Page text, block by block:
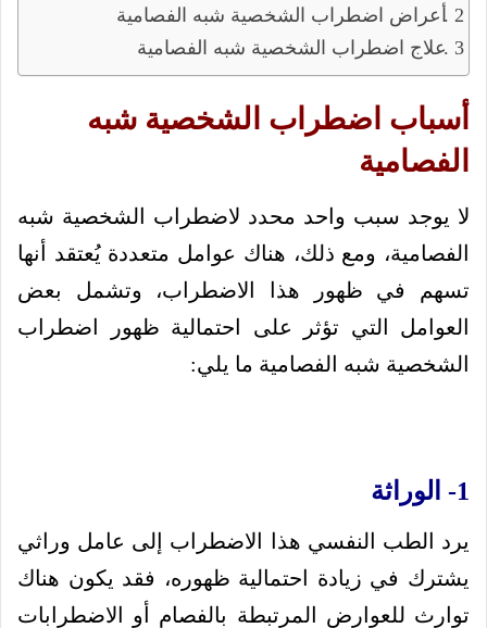
أعراض اضطراب الشخصية شبه الفصامية
علاج اضطراب الشخصية شبه الفصامية
أسباب اضطراب الشخصية شبه
الفصامية
لا يوجد سبب واحد محدد لاضطراب الشخصية شبه
الفصامية، ومع ذلك، هناك عوامل متعددة يُعتقد أنها
تسهم في ظهور هذا الاضطراب، وتشمل بعض
العوامل التي تؤثر على احتمالية ظهور اضطراب
الشخصية شبه الفصامية ما يلي:
1- الوراثة
يرد الطب النفسي هذا الاضطراب إلى عامل وراثي
يشترك في زيادة احتمالية ظهوره، فقد يكون هناك
توارث للعوارض المرتبطة بالفصام أو الاضطرابات